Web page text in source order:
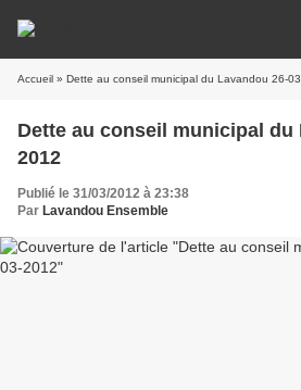
Accueil » Dette au conseil municipal du Lavandou 26-
Dette au conseil municipal du
2012
Publié le 31/03/2012 à 23:38
Par Lavandou Ensemble